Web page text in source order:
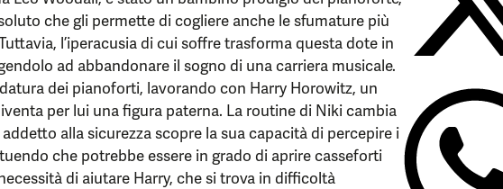
che gli permette di cogliere anche le sfumature più
l’iperacusia di cui soffre trasforma questa dote in
ad abbandonare il sogno di una carriera musicale.
dei pianoforti, lavorando con Harry Horowitz, un
per lui una figura paterna. La routine di Niki cambia
alla sicurezza scopre la sua capacità di percepire i
che potrebbe essere in grado di aprire casseforti
di aiutare Harry, che si trova in difficoltà